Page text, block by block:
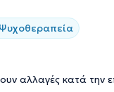
αλλαγές κατά την